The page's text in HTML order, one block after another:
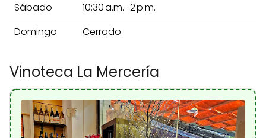
Sábado
10:30 a.m.–2 p.m.
Domingo
Cerrado
Vinoteca La Mercería